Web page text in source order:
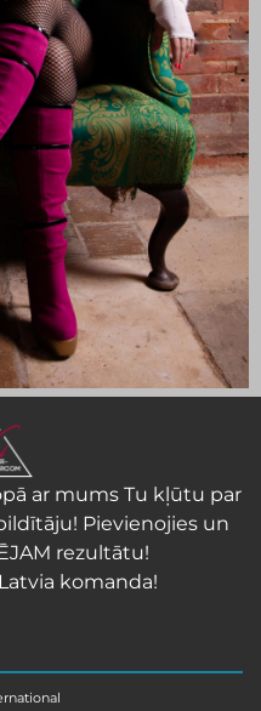
ar mums Tu kļūtu par
Pievienojies un
rezultātu!
komanda!